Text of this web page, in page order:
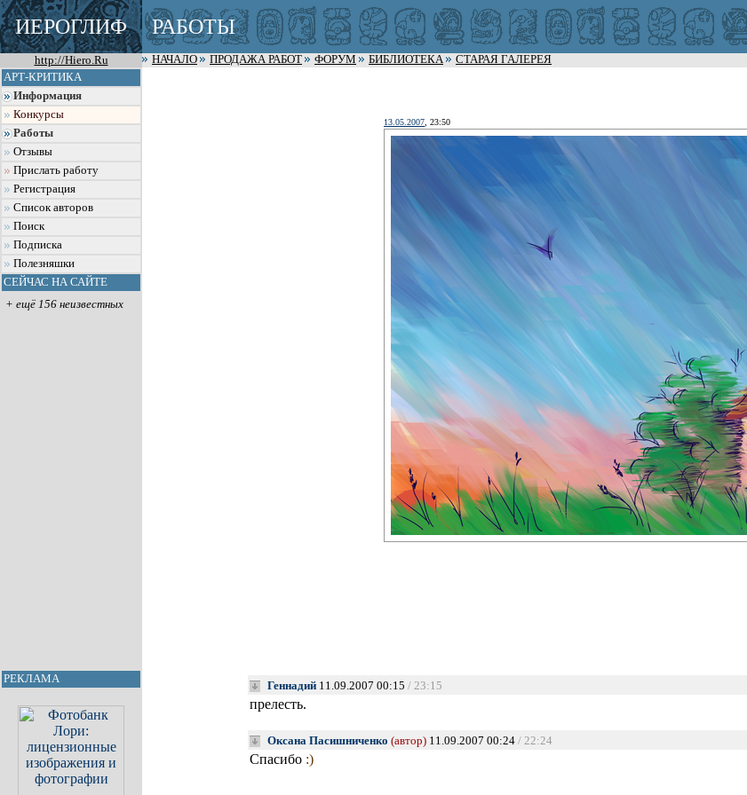
ИЕРОГЛИФ РАБОТЫ
http://Hiero.Ru НАЧАЛО ПРОДАЖА РАБОТ ФОРУМ БИБЛИОТЕКА
СТАРАЯ ГАЛЕРЕЯ
АРТ-КРИТИКА
Информация
Конкурсы
Работы
Отзывы
Прислать работу
Регистрация
Список авторов
Поиск
Подписка
Полезняшки
СЕЙЧАС НА САЙТЕ
+ ещё 156 неизвестных
РЕКЛАМА
13.05.2007 , 23:50
Геннадий11.09.2007 00:15 / 23:15
прелесть.
Оксана Пасишниченко (автор)11.09.2007 00:24 / 22:24
Спасибо :)